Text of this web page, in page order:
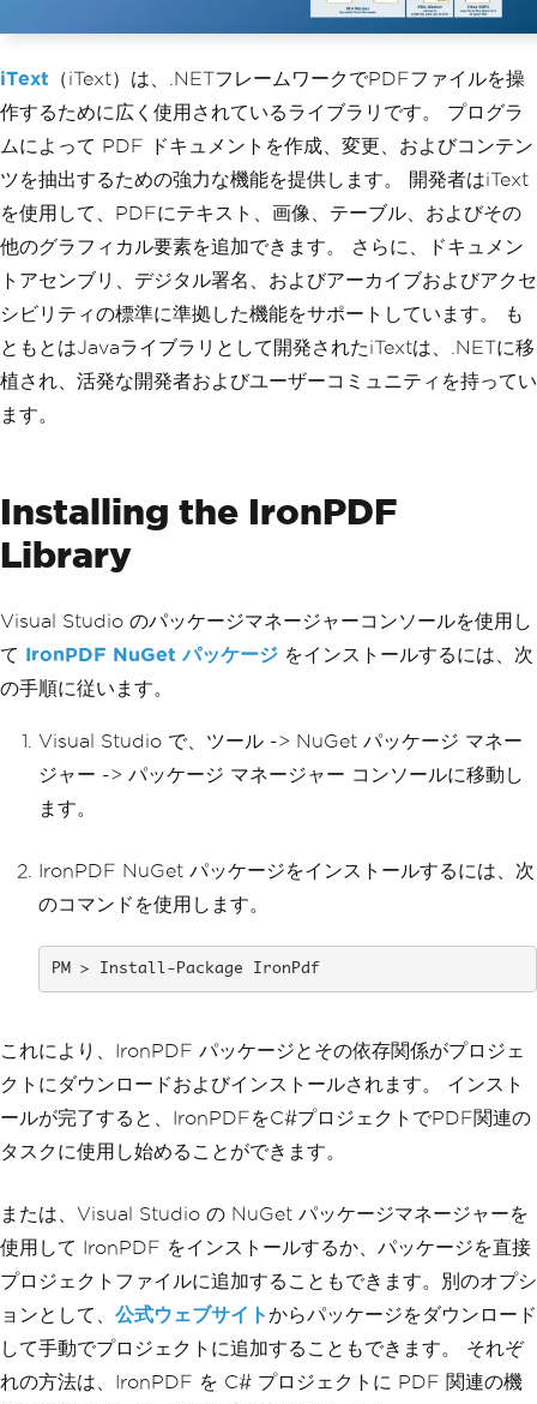
iText （iText）は、.NETフレームワークでPDFファイルを操
作するために広く使用されているライブラリです。 プログラ
ムによって PDF ドキュメントを作成、変更、およびコンテン
ツを抽出するための強力な機能を提供します。 開発者はiText
を使用して、PDFにテキスト、画像、テーブル、およびその
他のグラフィカル要素を追加できます。 さらに、ドキュメン
トアセンブリ、デジタル署名、およびアーカイブおよびアクセ
シビリティの標準に準拠した機能をサポートしています。 も
ともとはJavaライブラリとして開発されたiTextは、.NETに移
植され、活発な開発者およびユーザーコミュニティを持ってい
ます。
Installing the IronPDF
Library
Visual Studio のパッケージマネージャーコンソールを使用し
て IronPDF NuGet パッケージ をインストールするには、次
の手順に従います。
Visual Studio で、ツール -> NuGet パッケージ マネー
ジャー -> パッケージ マネージャー コンソールに移動し
ます。
IronPDF NuGet パッケージをインストールするには、次
のコマンドを使用します。
Install-Package IronPdf
これにより、IronPDF パッケージとその依存関係がプロジェ
クトにダウンロードおよびインストールされます。 インスト
ールが完了すると、IronPDFをC#プロジェクトでPDF関連の
タスクに使用し始めることができます。
または、Visual Studio の NuGet パッケージマネージャーを
使用して IronPDF をインストールするか、パッケージを直接
プロジェクトファイルに追加することもできます。別のオプシ
ョンとして、 公式ウェブサイトからパッケージをダウンロード
して手動でプロジェクトに追加することもできます。 それぞ
れの方法は、IronPDF を C# プロジェクトに PDF 関連の機